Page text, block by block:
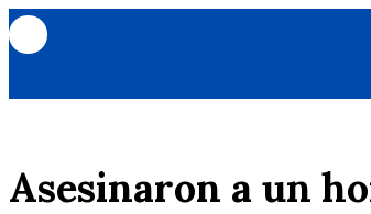
Asesinaron a un